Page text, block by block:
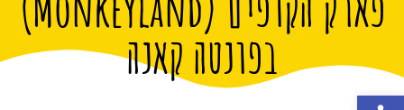
בפונטה קאנה